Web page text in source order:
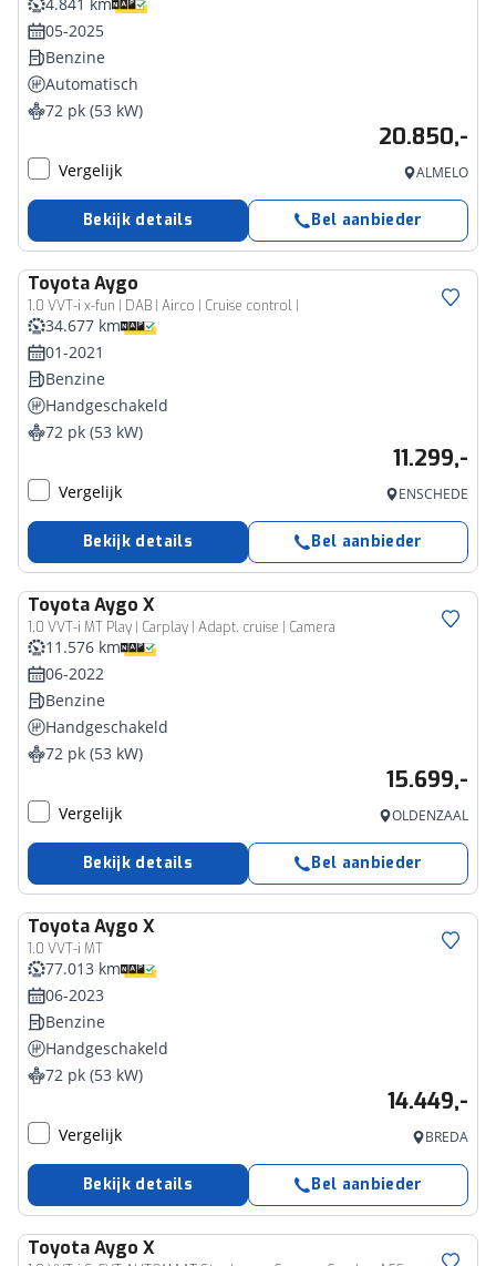
05-2025
Benzine
Automatisch
72 pk (53 kW)
20.850,-
Vergelijk ALMELO
Bekijk details Bel aanbieder
ToyotaAygo
1.0 VVT-i x-fun | DAB | Airco | Cruise control |
34.677 km
01-2021
Benzine
Handgeschakeld
72 pk (53 kW)
11.299,-
Vergelijk ENSCHEDE
Bekijk details Bel aanbieder
ToyotaAygo X
1.0 VVT-i MT Play | Carplay | Adapt. cruise | Camera
11.576 km
06-2022
Benzine
Handgeschakeld
72 pk (53 kW)
15.699,-
Vergelijk OLDENZAAL
Bekijk details Bel aanbieder
ToyotaAygo X
1.0 VVT-i MT
77.013 km
06-2023
Benzine
Handgeschakeld
72 pk (53 kW)
14.449,-
Vergelijk BREDA
Bekijk details Bel aanbieder
ToyotaAygo X